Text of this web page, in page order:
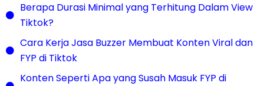
Berapa Durasi Minimal yang Terhitung Dalam View
Tiktok?
Cara Kerja Jasa Buzzer Membuat Konten Viral dan
FYP di Tiktok
Konten Seperti Apa yang Susah Masuk FYP di